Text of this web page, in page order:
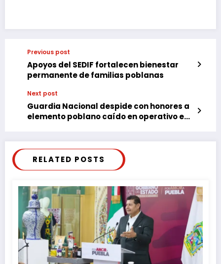
Previous post
Apoyos del SEDIF fortalecen bienestar
permanente de familias poblanas
Next post
Guardia Nacional despide con honores a
elemento poblano caído en operativo en
RELATED POSTS